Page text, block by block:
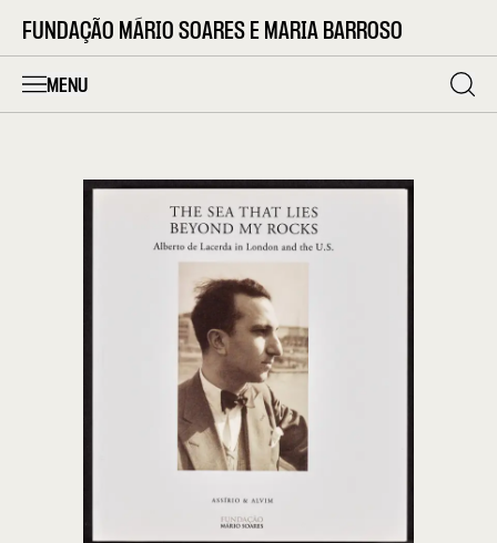
FUNDAÇÃO MÁRIO SOARES E MARIA BARROSO
MENU